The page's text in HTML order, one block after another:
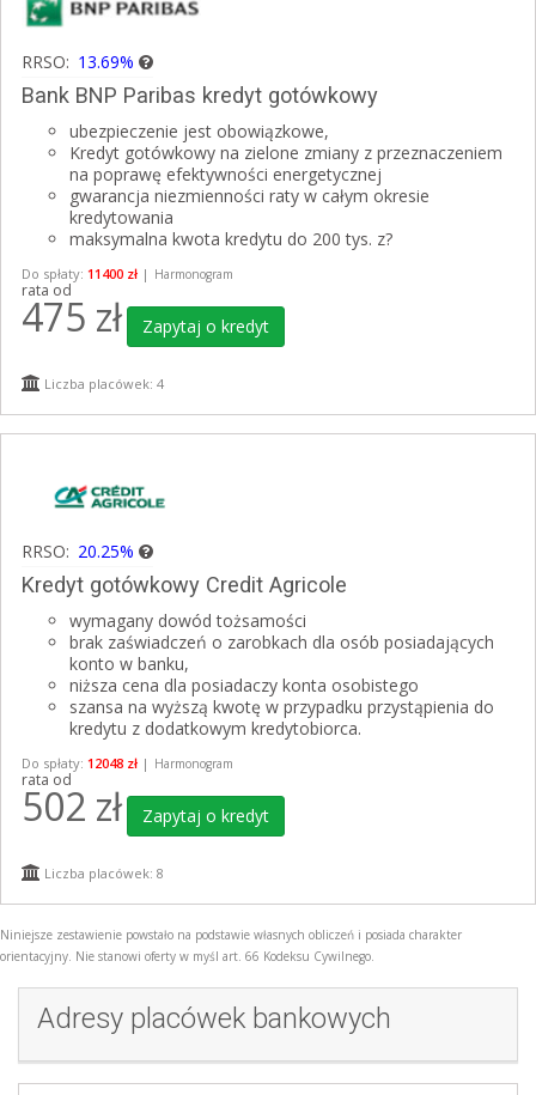
RRSO: 13.69%
Bank BNP Paribas kredyt gotówkowy
ubezpieczenie jest obowiązkowe,
Kredyt gotówkowy na zielone zmiany z przeznaczeniem
na poprawę efektywności energetycznej
gwarancja niezmienności raty w całym okresie
kredytowania
maksymalna kwota kredytu do 200 tys. z?
Do spłaty: 11400 zł | Harmonogram
rata od
475 zł Zapytaj o kredyt
Liczba placówek: 4
RRSO: 20.25%
Kredyt gotówkowy Credit Agricole
wymagany dowód tożsamości
brak zaświadczeń o zarobkach dla osób posiadających
konto w banku,
niższa cena dla posiadaczy konta osobistego
szansa na wyższą kwotę w przypadku przystąpienia do
kredytu z dodatkowym kredytobiorca.
Do spłaty: 12048 zł | Harmonogram
rata od
502 zł Zapytaj o kredyt
Liczba placówek: 8
Niniejsze zestawienie powstało na podstawie własnych obliczeń i posiada charakter
orientacyjny. Nie stanowi oferty w myśl art. 66 Kodeksu Cywilnego.
Adresy placówek bankowych